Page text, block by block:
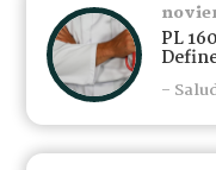
PL
-